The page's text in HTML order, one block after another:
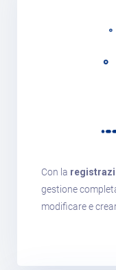
Con la
gestione
modificare e